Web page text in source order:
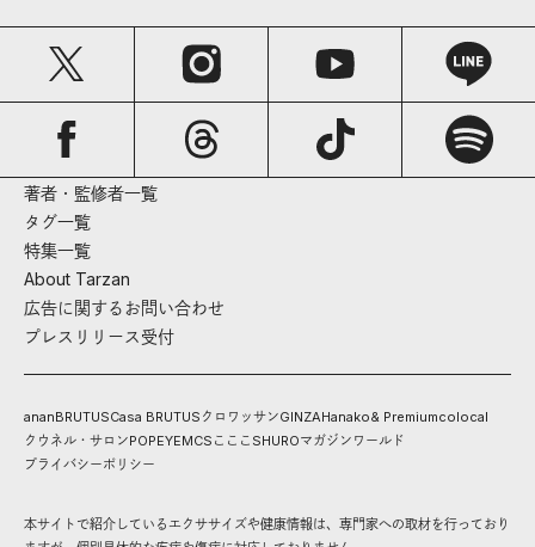
著者・監修者一覧
タグ一覧
特集一覧
About Tarzan
広告に関するお問い合わせ
プレスリリース受付
ananBRUTUSCasa BRUTUS クロワッサンGINZAHanako& Premiumcolocal
クウネル・サロンPOPEYEMCS こここ SHUROマガジンワールド
プライバシーポリシー
本サイトで紹介しているエクササイズや健康情報は、専門家への取材を行っており